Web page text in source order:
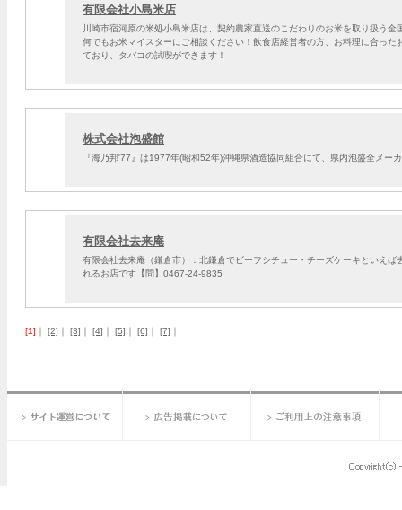
有限会社小島米店
川崎市宿河原の米処小島米店は、契約農家直送のこだわりのお米を取り扱う
何でもお米マイスターにご相談ください！飲食店経営者の方、お料理に合っ
ており、タバコの試喫ができます！
株式会社泡盛館
『海乃邦'77』は1977年(昭和52年)沖縄県酒造協同組合にて、県内泡盛全メ
有限会社去来庵
有限会社去来庵（鎌倉市）：北鎌倉でビーフシチュー・チーズケーキといえ
れるお店です【問】0467-24-9835
[1] ｜ [2] ｜ [3] ｜ [4] ｜ [5] ｜ [6] ｜ [7] ｜
サイト運営について 広告掲載について ご利用上の注意事項